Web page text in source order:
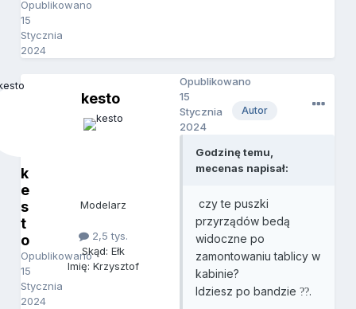
Opublikowano
15
Stycznia
2024
k
e
s
t
o
Opublikowano
15
Stycznia
2024
kesto
Modelarz
2,5 tys.
Skąd: Ełk
Imię: Krzysztof
Autor
Opublikowano
15
Stycznia
2024
Godzinę temu,
mecenas napisał:
czy te puszki
przyrządów bedą
widoczne po
zamontowaniu tablicy w
kabinie?
Idziesz po bandzie??.